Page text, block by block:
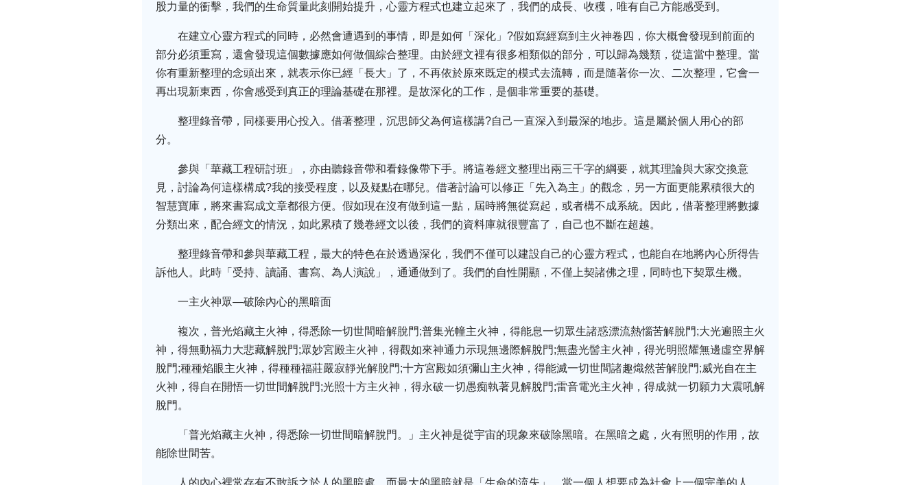
股力量的衝擊，我們的生命質量此刻開始提升，心靈方程式也建立起來了，我們的成長、收穫，唯有自己方能感受到。
在建立心靈方程式的同時，必然會遭遇到的事情，即是如何「深化」?假如寫經寫到主火神卷四，你大概會發現到前面的
部分必須重寫，還會發現這個數據應如何做個綜合整理。由於經文裡有很多相類似的部分，可以歸為幾類，從這當中整理。當
你有重新整理的念頭出來，就表示你已經「長大」了，不再依於原來既定的模式去流轉，而是隨著你一次、二次整理，它會一
再出現新東西，你會感受到真正的理論基礎在那裡。是故深化的工作，是個非常重要的基礎。
整理錄音帶，同樣要用心投入。借著整理，沉思師父為何這樣講?自己一直深入到最深的地步。這是屬於個人用心的部
分。
參與「華藏工程研討班」，亦由聽錄音帶和看錄像帶下手。將這卷經文整理出兩三千字的綱要，就其理論與大家交換意
見，討論為何這樣構成?我的接受程度，以及疑點在哪兒。借著討論可以修正「先入為主」的觀念，另一方面更能累積很大的
智慧寶庫，將來書寫成文章都很方便。假如現在沒有做到這一點，屆時將無從寫起，或者構不成系統。因此，借著整理將數據
分類出來，配合經文的情況，如此累積了幾卷經文以後，我們的資料庫就很豐富了，自己也不斷在超越。
整理錄音帶和參與華藏工程，最大的特色在於透過深化，我們不僅可以建設自己的心靈方程式，也能自在地將內心所得告
訴他人。此時「受持、讀誦、書寫、為人演說」，通通做到了。我們的自性開顯，不僅上契諸佛之理，同時也下契眾生機。
一主火神眾—破除內心的黑暗面
複次，普光焰藏主火神，得悉除一切世間暗解脫門;普集光幢主火神，得能息一切眾生諸惑漂流熱惱苦解脫門;大光遍照主火
神，得無動福力大悲藏解脫門;眾妙宮殿主火神，得觀如來神通力示現無邊際解脫門;無盡光髻主火神，得光明照耀無邊虛空界解
脫門;種種焰眼主火神，得種種福莊嚴寂靜光解脫門;十方宮殿如須彌山主火神，得能滅一切世間諸趣熾然苦解脫門;威光自在主
火神，得自在開悟一切世間解脫門;光照十方主火神，得永破一切愚痴執著見解脫門;雷音電光主火神，得成就一切願力大震吼解
脫門。
「普光焰藏主火神，得悉除一切世間暗解脫門。」主火神是從宇宙的現象來破除黑暗。在黑暗之處，火有照明的作用，故
能除世間苦。
人的內心裡常存有不敢訴之於人的黑暗處，而最大的黑暗就是「生命的流失」，當一個人想要成為社會上一個完美的人